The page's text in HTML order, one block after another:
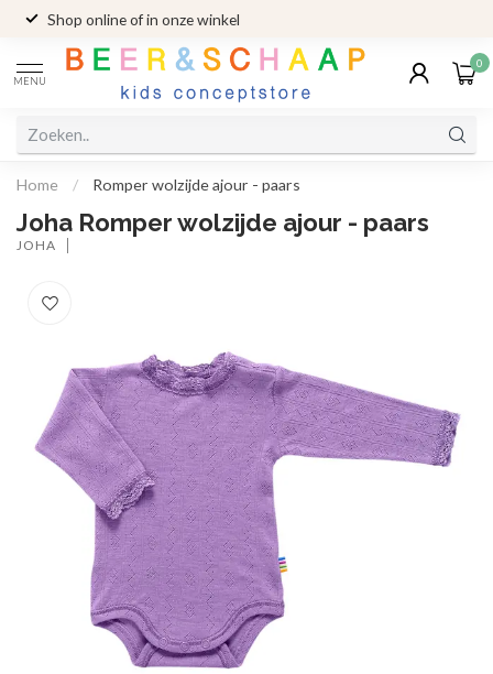
Shop online of in onze winkel
MENU
0
Home / Romper wolzijde ajour - paars
Joha Romper wolzijde ajour - paars
JOHA